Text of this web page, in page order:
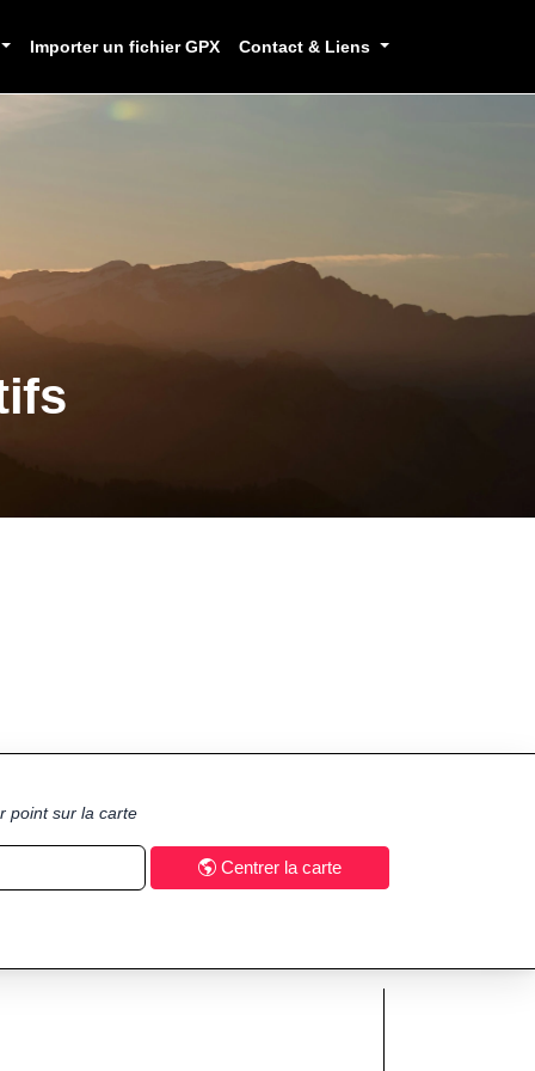
Importer un fichier GPX Contact & Liens
point sur la carte
Centrer la carte